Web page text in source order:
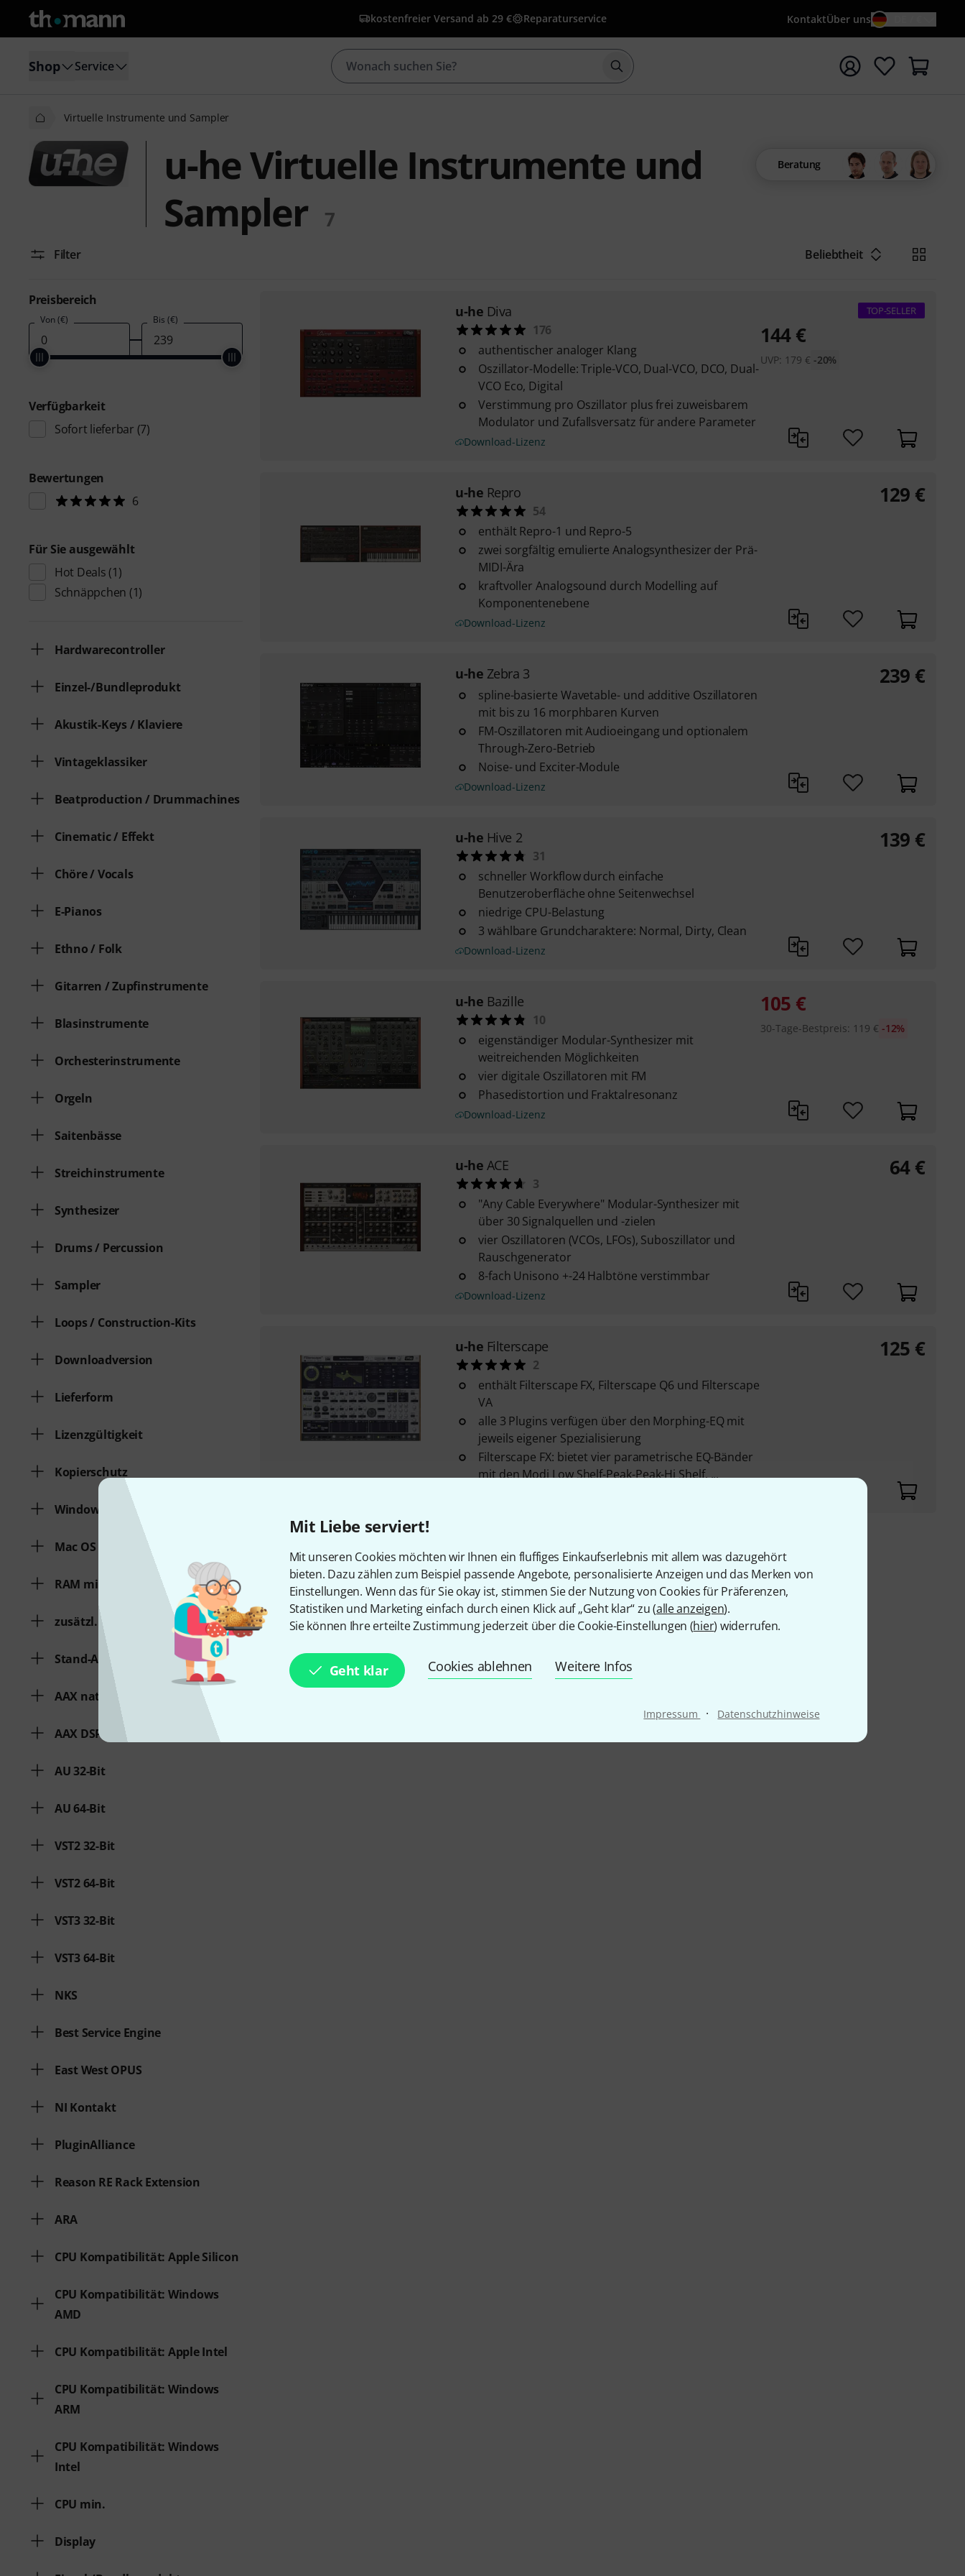
Mit Liebe serviert!
Mit unseren Cookies möchten wir Ihnen ein fluffiges Einkaufserlebnis mit allem was dazugehört
bieten. Dazu zählen zum Beispiel passende Angebote, personalisierte Anzeigen und das Merken von
Einstellungen. Wenn das für Sie okay ist, stimmen Sie der Nutzung von Cookies für Präferenzen,
Statistiken und Marketing einfach durch einen Klick auf „Geht klar“ zu (alle anzeigen).
Sie können Ihre erteilte Zustimmung jederzeit über die Cookie-Einstellungen (hier) widerrufen.
Geht klar Cookies ablehnen Weitere Infos
Impressum · Datenschutzhinweise
kostenfreier Versand ab 29 € Reparaturservice KontaktÜber uns
Shop Service Suche mit Suchwort {searchTerm} starten
Virtuelle Instrumente und Sampler
u-he Virtuelle Instrumente und
Sampler
7
Beratung
Filter Beliebtheit
Preisbereich
Von (€) Bis (€)
Verfügbarkeit
Sofort lieferbar (7)
Bewertungen
6
Für Sie ausgewählt
Hot Deals (1)
Schnäppchen (1)
Hardwarecontroller
Einzel-/Bundleprodukt
Akustik-Keys / Klaviere
Vintageklassiker
Beatproduction / Drummachines
Cinematic / Effekt
Chöre / Vocals
E-Pianos
Ethno / Folk
Gitarren / Zupfinstrumente
Blasinstrumente
Orchesterinstrumente
Orgeln
Saitenbässe
Streichinstrumente
Synthesizer
Drums / Percussion
Sampler
Loops / Construction-Kits
Downloadversion
Lieferform
Lizenzgültigkeit
Kopierschutz
Windows
Mac OS (64 Bit)
RAM min.
zusätzl. Systemvoraussetzungen
Stand-Alone-Software
AAX native 64-Bit
AAX DSP 64-Bit
AU 32-Bit
AU 64-Bit
VST2 32-Bit
VST2 64-Bit
VST3 32-Bit
VST3 64-Bit
NKS
Best Service Engine
East West OPUS
NI Kontakt
PluginAlliance
Reason RE Rack Extension
ARA
CPU Kompatibilität: Apple Silicon
CPU Kompatibilität: Windows
AMD
CPU Kompatibilität: Apple Intel
CPU Kompatibilität: Windows
ARM
CPU Kompatibilität: Windows
Intel
CPU min.
Display
u-he Diva
176
authentischer analoger Klang
Oszillator-Modelle: Triple-VCO, Dual-VCO, DCO, Dual-
VCO Eco, Digital
Verstimmung pro Oszillator plus frei zuweisbarem
Modulator und Zufallsversatz für andere Parameter
Download-Lizenz
TOP-SELLER
144 €
UVP: 179 € -20%
u-he Repro
54
enthält Repro-1 und Repro-5
zwei sorgfältig emulierte Analogsynthesizer der Prä-
MIDI-Ära
kraftvoller Analogsound durch Modelling auf
Komponentenebene
Download-Lizenz
129 €
u-he Zebra 3
spline-basierte Wavetable- und additive Oszillatoren
mit bis zu 16 morphbaren Kurven
FM-Oszillatoren mit Audioeingang und optionalem
Through-Zero-Betrieb
Noise- und Exciter-Module
Download-Lizenz
239 €
u-he Hive 2
31
schneller Workflow durch einfache
Benutzeroberfläche ohne Seitenwechsel
niedrige CPU-Belastung
3 wählbare Grundcharaktere: Normal, Dirty, Clean
Download-Lizenz
139 €
u-he Bazille
10
eigenständiger Modular-Synthesizer mit
weitreichenden Möglichkeiten
vier digitale Oszillatoren mit FM
Phasedistortion und Fraktalresonanz
Download-Lizenz
105 €
30-Tage-Bestpreis: 119 € -12%
u-he ACE
3
"Any Cable Everywhere" Modular-Synthesizer mit
über 30 Signalquellen und -zielen
vier Oszillatoren (VCOs, LFOs), Suboszillator und
Rauschgenerator
8-fach Unisono +-24 Halbtöne verstimmbar
Download-Lizenz
64 €
u-he Filterscape
2
enthält Filterscape FX, Filterscape Q6 und Filterscape
VA
alle 3 Plugins verfügen über den Morphing-EQ mit
jeweils eigener Spezialisierung
Filterscape FX: bietet vier parametrische EQ-Bänder
mit den Modi Low Shelf-Peak-Peak-Hi Shelf, ...
125 €
Kostenloser Versand ab 29 €
Alle Preise inkl. MwSt.